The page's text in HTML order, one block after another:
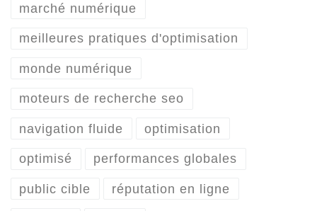
marché numérique
meilleures pratiques d'optimisation
monde numérique
moteurs de recherche seo
navigation fluide optimisation
optimisé performances globales
public cible réputation en ligne